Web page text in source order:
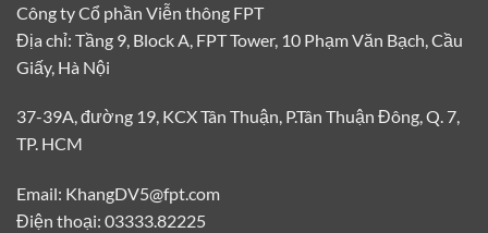
Công ty Cổ phần Viễn thông FPT
Địa chỉ: Tầng 9, Block A, FPT Tower, 10 Phạm Văn Bạch, Cầu
Giấy, Hà Nội
37-39A, đường 19, KCX Tân Thuận, P.Tân Thuận Đông, Q. 7,
TP. HCM
Email: KhangDV5@fpt.com
Điện thoại: 03333.82225